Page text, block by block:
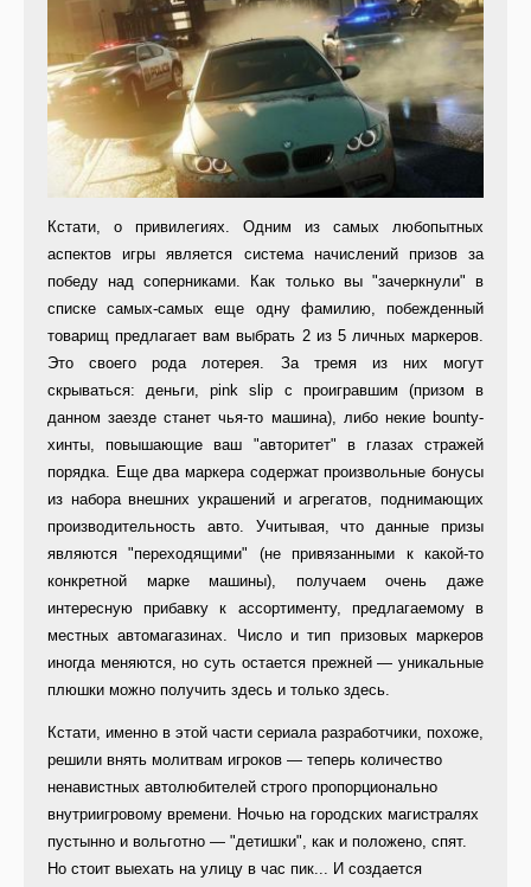
Кстати, о привилегиях. Одним из самых любопытных
аспектов игры является система начислений призов за
победу над соперниками. Как только вы "зачеркнули" в
списке самых-самых еще одну фамилию, побежденный
товарищ предлагает вам выбрать 2 из 5 личных маркеров.
Это своего рода лотерея. За тремя из них могут
скрываться: деньги, pink slip с проигравшим (призом в
данном заезде станет чья-то машина), либо некие bounty-
хинты, повышающие ваш "авторитет" в глазах стражей
порядка. Еще два маркера содержат произвольные бонусы
из набора внешних украшений и агрегатов, поднимающих
производительность авто. Учитывая, что данные призы
являются "переходящими" (не привязанными к какой-то
конкретной марке машины), получаем очень даже
интересную прибавку к ассортименту, предлагаемому в
местных автомагазинах. Число и тип призовых маркеров
иногда меняются, но суть остается прежней — уникальные
плюшки можно получить здесь и только здесь.
Кстати, именно в этой части сериала разработчики, похоже,
решили внять молитвам игроков — теперь количество
ненавистных автолюбителей строго пропорционально
внутриигровому времени. Ночью на городских магистралях
пустынно и вольготно — "детишки", как и положено, спят.
Но стоит выехать на улицу в час пик... И создается